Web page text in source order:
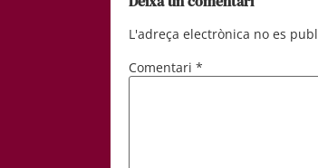
L'adreça electrònica no es
Comentari *